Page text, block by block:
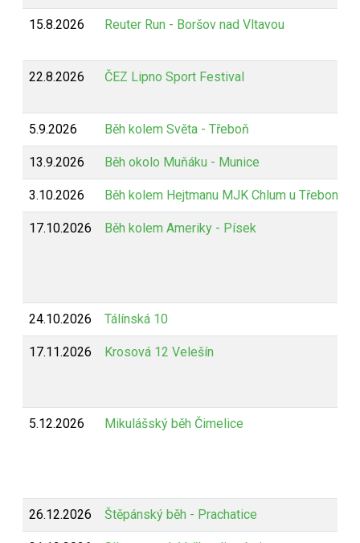
15.8.2026 Reuter Run - Boršov nad Vltavou
22.8.2026 ČEZ Lipno Sport Festival
5.9.2026 Běh kolem Světa - Třeboň
13.9.2026 Běh okolo Muňáku - Munice
3.10.2026 Běh kolem Hejtmanu MJK Chlum u Třeboně
17.10.2026 Běh kolem Ameriky - Písek
24.10.2026 Tálínská 10
17.11.2026 Krosová 12 Velešín
5.12.2026 Mikulášský běh Čimelice
26.12.2026 Štěpánský běh - Prachatice